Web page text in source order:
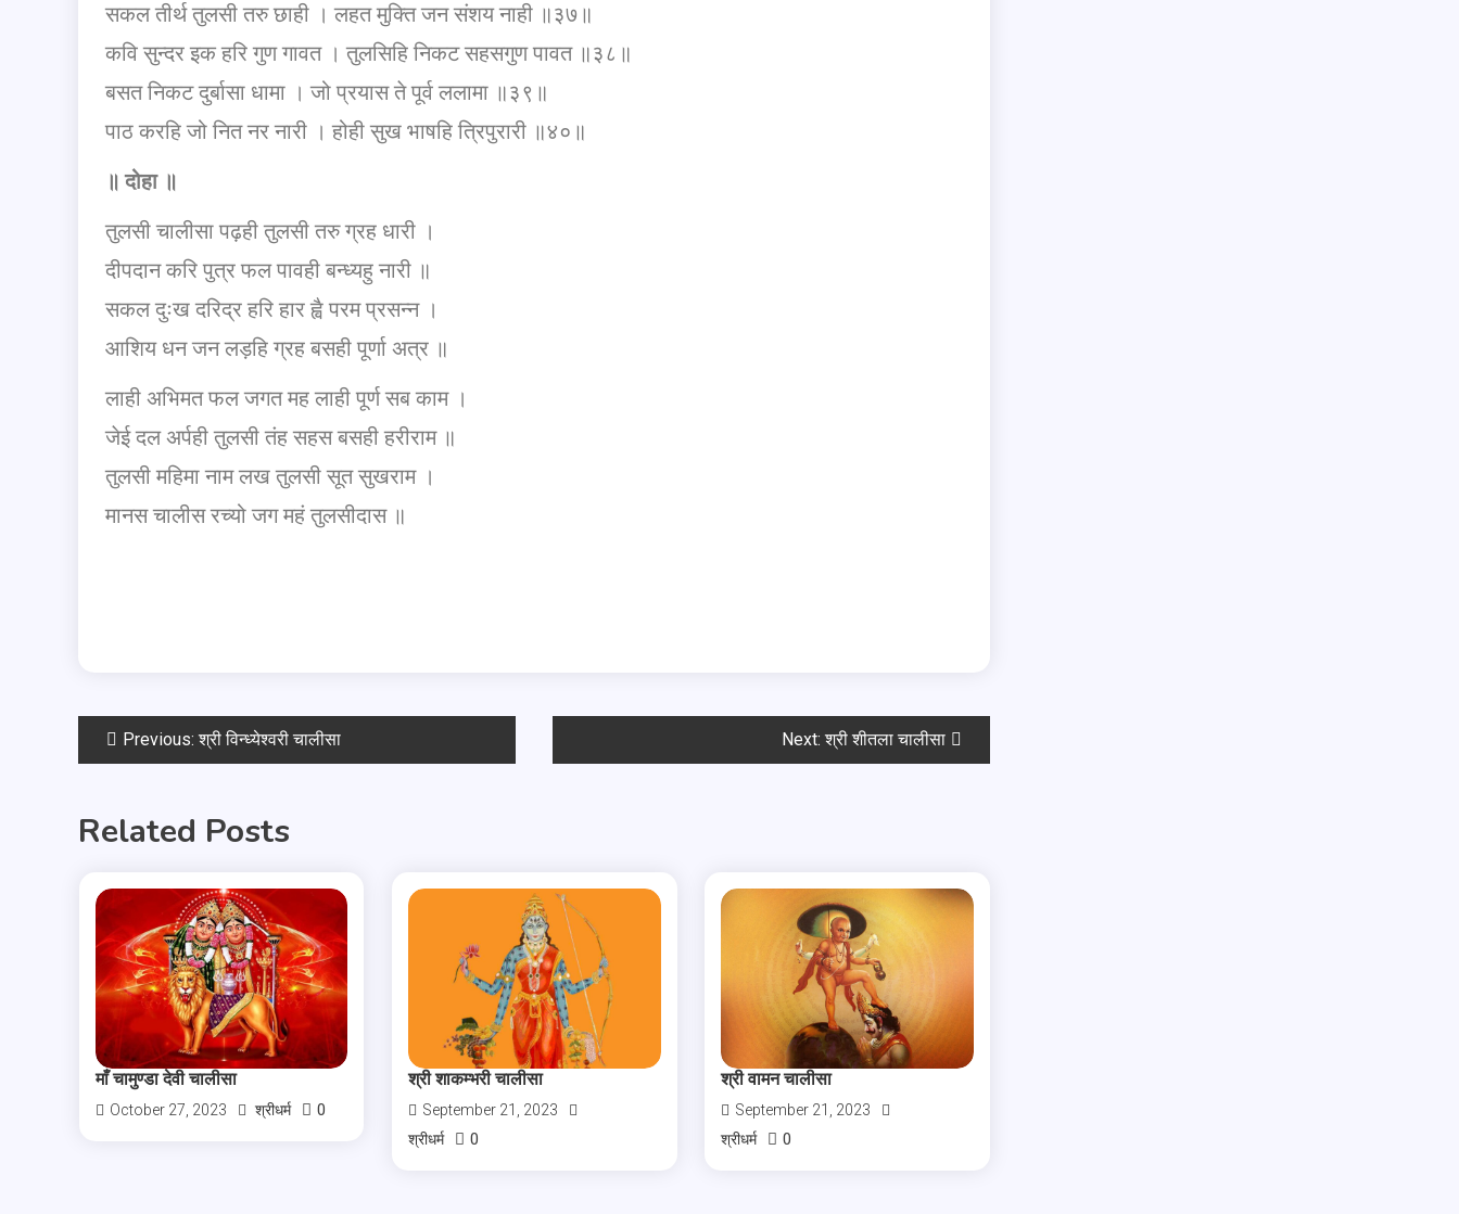
सकल तीर्थ तुलसी तरु छाही । लहत मुक्ति जन संशय नाही ॥३७॥
कवि सुन्दर इक हरि गुण गावत । तुलसिहि निकट सहसगुण पावत ॥३८॥
बसत निकट दुर्बासा धामा । जो प्रयास ते पूर्व ललामा ॥३९॥
पाठ करहि जो नित नर नारी । होही सुख भाषहि त्रिपुरारी ॥४०॥
॥ दोहा ॥
तुलसी चालीसा पढ़ही तुलसी तरु ग्रह धारी ।
दीपदान करि पुत्र फल पावही बन्ध्यहु नारी ॥
सकल दुःख दरिद्र हरि हार ह्वै परम प्रसन्न ।
आशिय धन जन लड़हि ग्रह बसही पूर्णा अत्र ॥
लाही अभिमत फल जगत मह लाही पूर्ण सब काम ।
जेई दल अर्पही तुलसी तंह सहस बसही हरीराम ॥
तुलसी महिमा नाम लख तुलसी सूत सुखराम ।
मानस चालीस रच्यो जग महं तुलसीदास ॥
Previous: श्री विन्ध्येश्वरी चालीसा Next: श्री शीतला चालीसा
Related Posts
माँ चामुण्डा देवी चालीसा
October 27, 2023 श्रीधर्म 0
श्री शाकम्भरी चालीसा
September 21, 2023
श्रीधर्म
0
श्री वामन चालीसा
September 21, 2023
श्रीधर्म
0